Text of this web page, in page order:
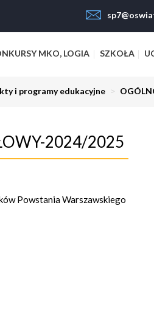
MKO, LOGIA SZKOŁA
i programy edukacyjne >
2024/2025
Powstania Warszawskiego